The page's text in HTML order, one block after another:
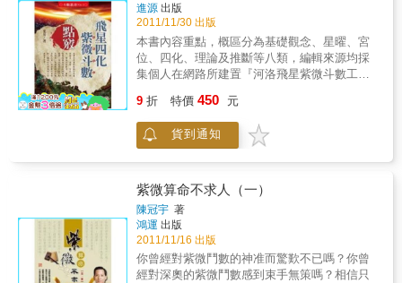
進源 出版
2011/11/30 出版
本書內容重點，概區分為基礎觀念、星曜、宮
位、四化、理論及推斷等八類，編輯來源均採
集個人在網路所建置『河洛飛星紫微斗數工作
曠古佳作，但卻是多年來個人在研習紫微斗數
過程所累積的心得與易友共同分享！尤以部落
格成立年餘以來，承蒙易友抬愛參與人數日益
之想法。
9 折 特價 450 元
貨到通知
紫微算命不求人（一）
陳冠宇 著
鴻運 出版
2011/11/16 出版
你曾經對紫微鬥數的神准而驚歎不已嗎？你曾
經對深奧的紫微鬥數感到束手無策嗎？相信只